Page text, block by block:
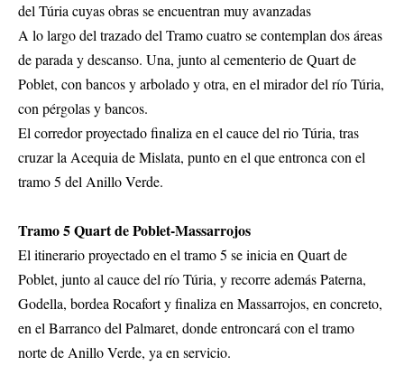
del Túria cuyas obras se encuentran muy avanzadas
A lo largo del trazado del Tramo cuatro se contemplan dos áreas
de parada y descanso. Una, junto al cementerio de Quart de
Poblet, con bancos y arbolado y otra, en el mirador del río Túria,
con pérgolas y bancos.
El corredor proyectado finaliza en el cauce del rio Túria, tras
cruzar la Acequia de Mislata, punto en el que entronca con el
tramo 5 del Anillo Verde.
Tramo 5 Quart de Poblet-Massarrojos
El itinerario proyectado en el tramo 5 se inicia en Quart de
Poblet, junto al cauce del río Túria, y recorre además Paterna,
Godella, bordea Rocafort y finaliza en Massarrojos, en concreto,
en el Barranco del Palmaret, donde entroncará con el tramo
norte de Anillo Verde, ya en servicio.